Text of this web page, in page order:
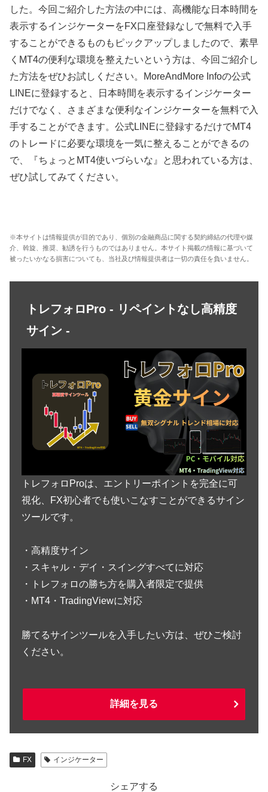
した。今回ご紹介した方法の中には、高機能な日本時間を
表示するインジケーターをFX口座登録なしで無料で入手
することができるものもピックアップしましたので、素早
く MT4の便利な環境を整えたいという方は、今回ご紹介し
た方法をぜひお試しください。
MoreAndMore Infoの公式
LINEに登録すると、日本時間を表示するインジケーター
だけでなく、さまざまな便利なインジケーターを無料で入
手することができます。公式LINEに登録するだけでMT4
のトレードに必要な環境を一気に整えることができるの
で、『ちょっと MT4使いづらいな』と思われている方は、
ぜひ試してみてください。
※本サイトは情報提供が目的であり、個別の金融商品に関する契約締結の代理や媒
介、斡旋、推奨、勧誘を行うものではありません。本サイト掲載の情報に基づいて
被ったいかなる損害についても、当社及び情報提供者は一切の責任を負いません。
トレフォロPro - リペイントなし高精度
サイン -
トレフォロProは、エントリーポイントを完全に可
視化、FX初心者でも使いこなすことができるサイン
ツールです。
・高精度サイン
・スキャル・デイ・スイングすべてに対応
・トレフォロの勝ち方を購入者限定で提供
・MT4・TradingViewに対応
勝てるサインツールを入手したい方は、ぜひご検討
ください。
詳細を見る
FX インジケーター
シェアする